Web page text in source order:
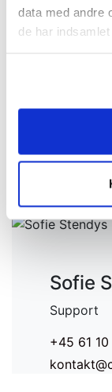
data med andre
de har
+45 61
+45 61
Sofie
Support
+45 61